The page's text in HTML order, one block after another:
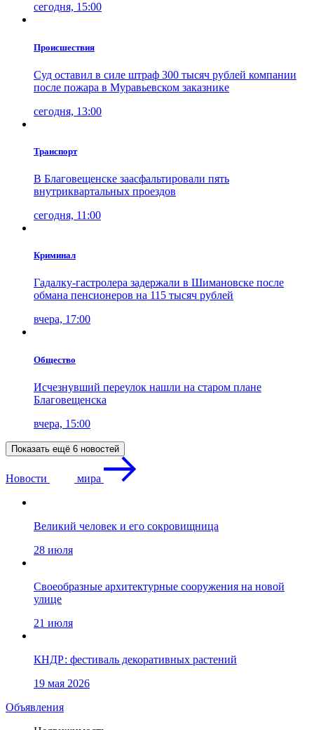
сегодня, 15:00
Проиcшествия
Суд оставил в силе штраф 300 тысяч рублей компании
после пожара в Муравьевском заказнике
сегодня, 13:00
Транспорт
В Благовещенске заасфальтировали пять
внутриквартальных проездов
сегодня, 11:00
Криминал
Гадалку-гастролера задержали в Шимановске после
обмана пенсионеров на 115 тысяч рублей
вчера, 17:00
Общество
Исчезнувший переулок нашли на старом плане
Благовещенска
вчера, 15:00
Показать ещё 6 новостей
Новости мира
Великий человек и его сокровищница
28 июля
Своеобразные архитектурные сооружения на новой
улице
21 июля
КНДР: фестиваль декоративных растений
19 мая 2026
Объявления